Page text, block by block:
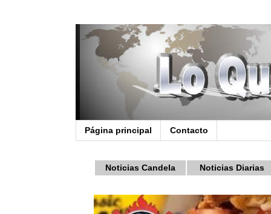
Página principal Contacto
Noticias Candela Noticias Diarias